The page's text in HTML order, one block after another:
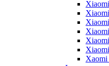
Xaomi